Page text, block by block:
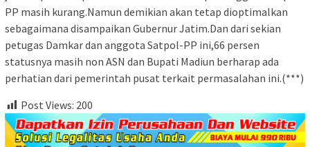
PP masih kurang.Namun demikian akan tetap dioptimalkan
sebagaimana disampaikan Gubernur Jatim.Dan dari sekian
petugas Damkar dan anggota Satpol-PP ini,66 persen
statusnya masih non ASN dan Bupati Madiun berharap ada
perhatian dari pemerintah pusat terkait permasalahan ini.(***)
Post Views: 200